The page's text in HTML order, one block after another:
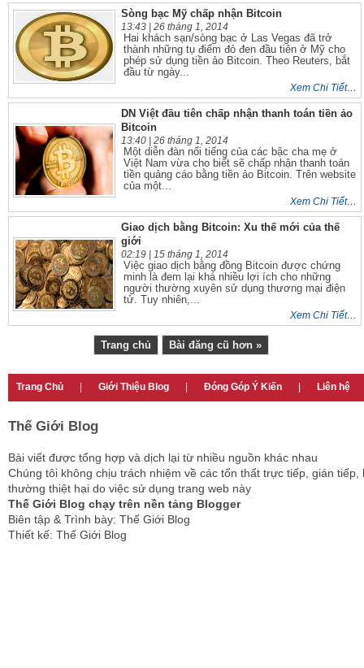
Sòng bạc Mỹ chấp nhận Bitcoin
13:43 | 26 tháng 1, 2014
Hai khách sạn/sòng bạc ở Las Vegas đã trở
thành những tụ điểm đỏ đen đầu tiên ở Mỹ cho
phép sử dụng tiền ảo Bitcoin. Theo Reuters, bắt
đầu từ ngày...
Xem Chi Tiết…
DN Việt đầu tiên chấp nhận thanh toán tiền ảo
Bitcoin
13:40 | 26 tháng 1, 2014
Một diễn đàn nổi tiếng của các bậc cha mẹ ở
Việt Nam vừa cho biết sẽ chấp nhận thanh toán
tiền quảng cáo bằng tiền ảo Bitcoin. Trên website
của một...
Xem Chi Tiết…
Giao dịch bằng Bitcoin: Xu thế mới của thế
giới
02:19 | 15 tháng 1, 2014
Việc giao dịch bằng đồng Bitcoin được chứng
minh là đem lại khá nhiều lợi ích cho những
người thường xuyên sử dụng thương mại điện
tử. Tuy nhiên,...
Xem Chi Tiết…
Trang chủ Bài đăng cũ hơn »
Trang Chủ Giới Thiệu Blog Đóng Góp Ý Kiến Liên hệ
Thế Giới Blog
Bài viết được tổng hợp và dịch lại từ nhiều nguồn khác nhau
Chúng tôi không chịu trách nhiệm về các tổn thất trực tiếp, gián tiếp,
thường thiệt hại do việc sử dụng trang web này
Thế Giới Blog chạy trên nền tảng Blogger
Biên tập & Trình bày: Thế Giới Blog
Thiết kế: Thế Giới Blog